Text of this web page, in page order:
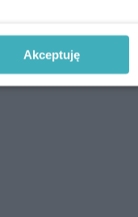
Akceptuję